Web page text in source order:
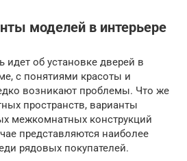
моделей в интерьере
идет об установке дверей в
с понятиями красоты и
возникают проблемы. Что же
пространств, варианты
межкомнатных конструкций
представляются наиболее
рядовых покупателей.